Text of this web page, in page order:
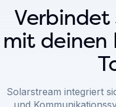
Verbindet
mit deinen
Solarstream integriert
und